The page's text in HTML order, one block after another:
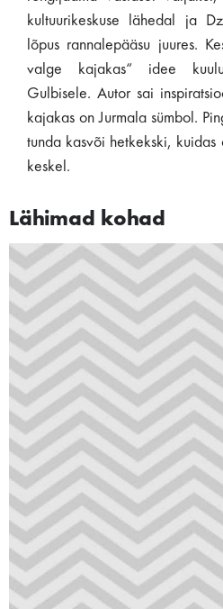
kultuurikeskuse lähedal ja
lõpus rannalepääsu juures.
valge kajakas“ idee
Gulbisele. Autor sai
kajakas on Jurmala sümbol.
tunda kasvõi hetkekski, kuidas
keskel.
Lähimad kohad